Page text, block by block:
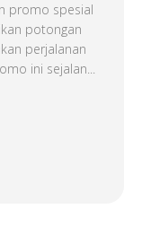
promo spesial
potongan
perjalanan
ini sejalan...